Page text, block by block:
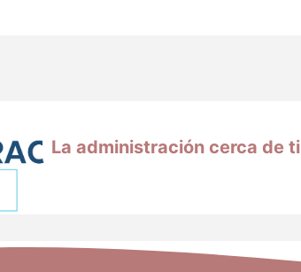
La administración cerca de ti